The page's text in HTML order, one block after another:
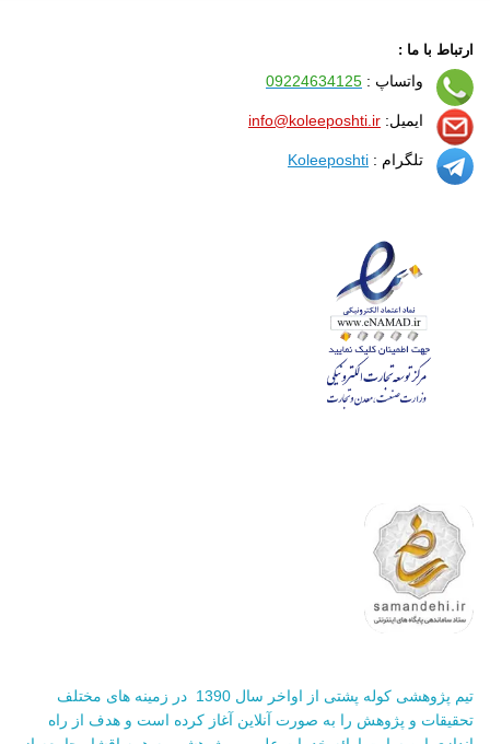
ارتباط با ما :
واتساپ : 09224634125
ایمیل: info@koleeposhti.ir
تلگرام : Koleeposhti
تیم پژوهشی کوله پشتی از اواخر سال 1390 در زمینه های مختلف
تحقیقات و پژوهش را به صورت آنلاین آغاز کرده است و هدف از راه